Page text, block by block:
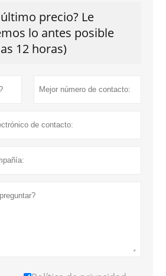
precio? Le
lo antes posible
12 horas)